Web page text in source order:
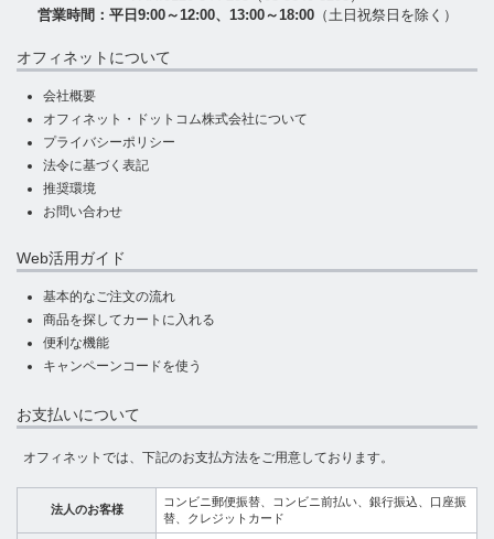
営業時間：平日9:00～12:00、13:00～18:00（土日祝祭日を除く）
オフィネットについて
会社概要
オフィネット・ドットコム株式会社について
プライバシーポリシー
法令に基づく表記
推奨環境
お問い合わせ
Web活用ガイド
基本的なご注文の流れ
商品を探してカートに入れる
便利な機能
キャンペーンコードを使う
お支払いについて
オフィネットでは、下記のお支払方法をご用意しております。
法人のお客様
コンビニ郵便振替、コンビニ前払い、銀行振込、口座振
替、クレジットカード